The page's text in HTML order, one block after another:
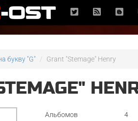
букву "G" Grant "Stemage" Henry
Альбомов
4